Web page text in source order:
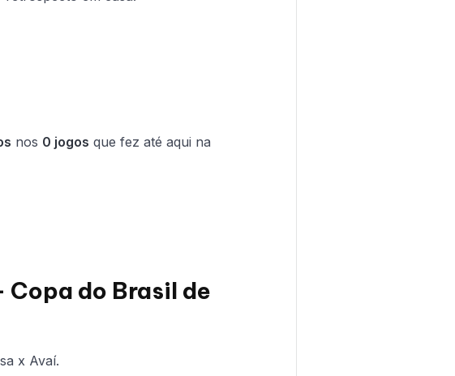
nos 0 jogos que fez até aqui na
do Brasil de
x Avaí.